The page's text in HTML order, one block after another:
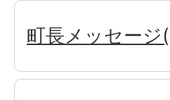
町長メッセージ